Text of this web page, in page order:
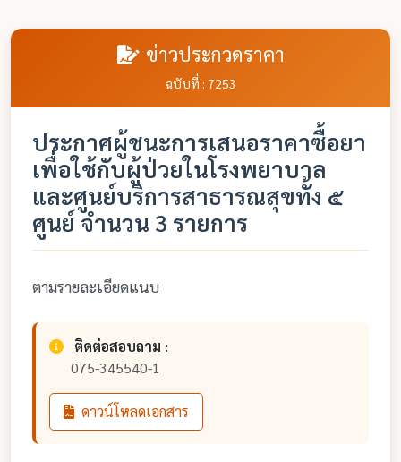
ข่าวประกวดราคา
ฉบับที่ : 7253
ประกาศผู้ชนะการเสนอราคาซื้อยา
เพื่อใช้กับผู้ป่วยในโรงพยาบาล
และศูนย์บริการสาธารณสุขทั้ง ๕
ศูนย์ จำนวน 3 รายการ
ตามรายละเอียดแนบ
ติดต่อสอบถาม :
075-345540-1
ดาวน์โหลดเอกสาร